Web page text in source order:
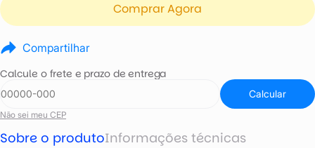
Comprar Agora
Compartilhar
Calcule o frete e prazo de entrega
Calcular
Não sei meu CEP
Sobre o produtoInformações técnicas